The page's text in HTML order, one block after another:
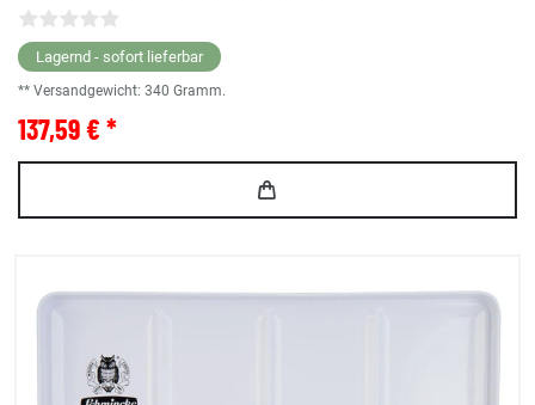
Lagernd - sofort lieferbar
** Versandgewicht: 340 Gramm.
137,59 € *